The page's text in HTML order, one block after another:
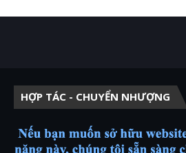
HỢP TÁC - CHUYỂN NHƯỢNG